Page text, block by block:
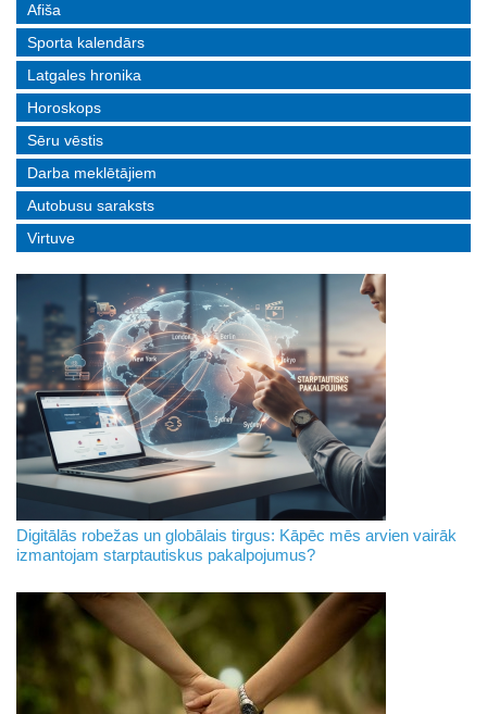
Afiša
Sporta kalendārs
Latgales hronika
Horoskops
Sēru vēstis
Darba meklētājiem
Autobusu saraksts
Virtuve
Digitālās robežas un globālais tirgus: Kāpēc mēs arvien vairāk
izmantojam starptautiskus pakalpojumus?